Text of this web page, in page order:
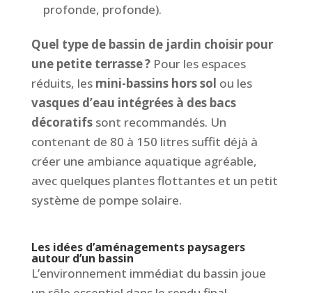
profonde, profonde).
Quel type de bassin de jardin choisir pour
une petite terrasse ?Pour les espaces
réduits, les mini-bassins hors sol ou les
vasques d’eau intégrées à des bacs
décoratifssont recommandés. Un
contenant de 80 à 150 litres suffit déjà à
créer une ambiance aquatique agréable,
avec quelques plantes flottantes et un petit
système de pompe solaire.
Les idées d’aménagements paysagers
autour d’un bassin
L’environnement immédiat du bassin joue